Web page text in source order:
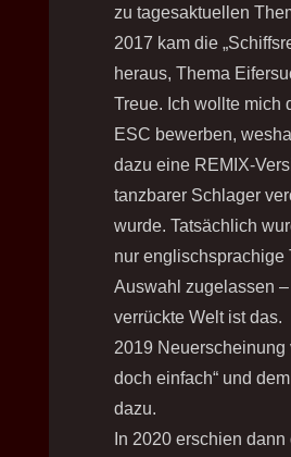
zu tagesaktuellen
2017 kam die
heraus, Thema
Treue. Ich wollte mich
ESC bewerben,
dazu eine REMIX-
tanzbarer Schlager
wurde. Tatsächlich
nur englischsprachige
Auswahl zugelassen
verrückte Welt ist das.
2019 Neuerscheinung
doch einfach“ und
dazu.
In 2020 erschien dann